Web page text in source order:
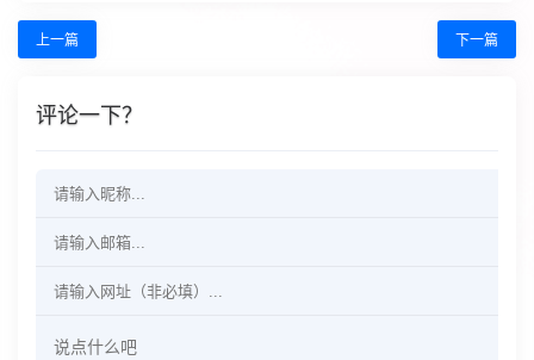
上一篇 下一篇
评论一下？